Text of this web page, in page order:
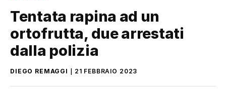
Tentata rapina ad un
ortofrutta, due arrestati
dalla polizia
DIEGO REMAGGI 21 FEBBRAIO 2023